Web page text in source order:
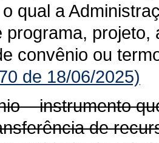
qual a
programa,
convênio ou
de 18/06/2025)
– instrumento
de